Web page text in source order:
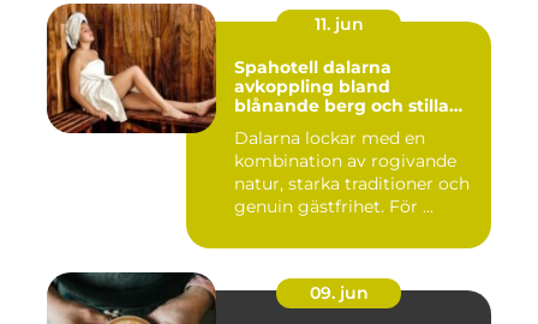
11. jun
Spahotell dalarna
avkoppling bland
blånande berg och stilla
Dalarna lockar med en
kombination av rogivande
natur, starka traditioner och
genuin gästfrihet. För ...
09. jun